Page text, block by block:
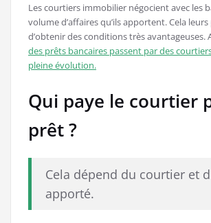
Les courtiers immobilier négocient avec les
volume d’affaires qu’ils apportent. Cela
d’obtenir des conditions très avantageuses.
des prêts bancaires passent par des
pleine évolution.
Qui paye le courtier
prêt ?
Cela dépend du courtier et
apporté.